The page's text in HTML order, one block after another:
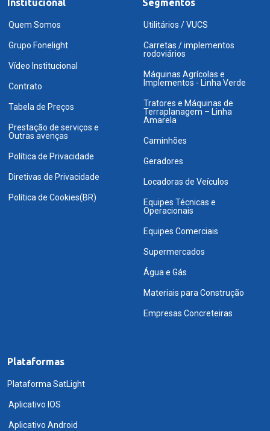
Institucional
Quem Somos
Grupo Fonelight
Vídeo Institucional
Contrato
Tabela de Preços
Prestação de serviços e
Outras avenças
Política de Privacidade
Diretivas de Privacidade
Política de Cookies(BR)
Segmentos
Utilitários / VUCS
Carretas / implementos
rodoviários
Máquinas Agrícolas e
Implementos - Linha Verde
Tratores e Máquinas de
Terraplanagem – Linha
Amarela
Caminhões
Geradores
Locadoras de Veículos
Equipes Técnicas e
Operacionais
Equipes Comerciais
Supermercados
Água e Gás
Materiais para Construção
Empresas Concreteiras
Plataformas
Plataforma SatLight
Aplicativo IOS
Aplicativo Android